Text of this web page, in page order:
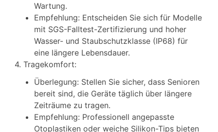
Wartung.
Empfehlung: Entscheiden Sie sich für Modelle
mit SGS-Falltest-Zertifizierung und hoher
Wasser- und Staubschutzklasse (IP68) für
eine längere Lebensdauer.
4. Tragekomfort:
Überlegung: Stellen Sie sicher, dass Senioren
bereit sind, die Geräte täglich über längere
Zeiträume zu tragen.
Empfehlung: Professionell angepasste
Otoplastiken oder weiche Silikon-Tips bieten